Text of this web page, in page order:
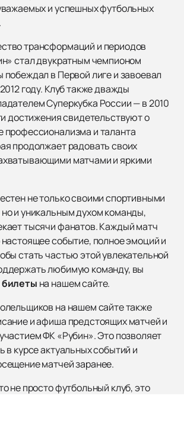
и успешных футбольных
трансформаций и периодов
стал двукратным чемпионом
в Первой лиге и завоевал
году. Клуб также дважды
Суперкубка России — в 2010
достижения свидетельствуют о
профессионализма и таланта
продолжает радовать своих
матчами и яркими
не только своими спортивными
и уникальным духом команды,
тысячи фанатов. Каждый матч
событие, полное эмоций и
стать частью этой увлекательной
любимую команду, вы
билеты на нашем сайте.
на нашем сайте также
и афиша предстоящих матчей и
ФК «Рубин». Это позволяет
в курсе актуальных событий и
матчей заранее.
не просто футбольный клуб, это